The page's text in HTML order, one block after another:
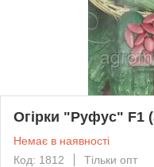
Огірки "Руфус" F1
Немає в наявності
Код: 1812
Тільки опт